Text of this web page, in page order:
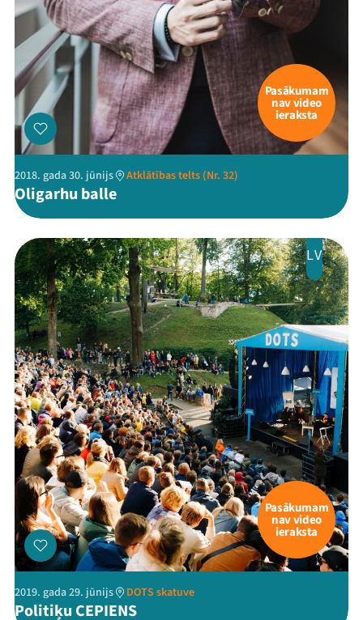
Pasākumam
nav video
ieraksta
2018. gada 30. jūnijs Atklātības telts (Nr. 32)
Oligarhu balle
LV
Pasākumam
nav video
ieraksta
2019. gada 29. jūnijs DOTS skatuve
Politiķu CEPIENS